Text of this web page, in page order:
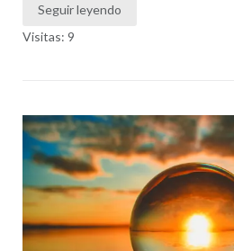
Seguir leyendo
Visitas: 9